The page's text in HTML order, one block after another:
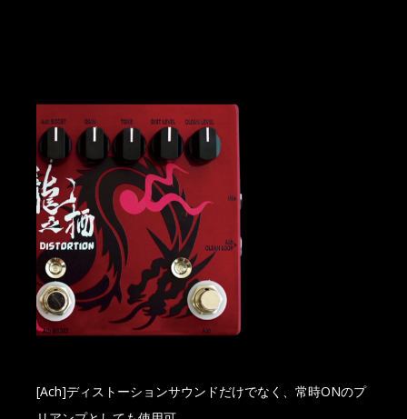
[Ach]ディストーションサウンドだけでなく、常時ONのプ